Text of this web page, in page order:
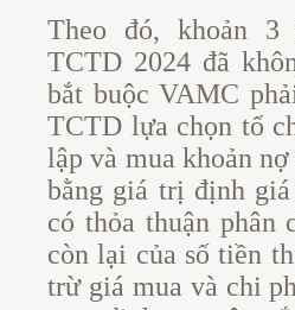
Theo đó, khoản
TCTD 2024 đã
bắt buộc VAMC
TCTD lựa chọn tổ
lập và mua khoản
bằng giá trị định
có thỏa thuận phân
còn lại của số tiền
trừ giá mua và chi